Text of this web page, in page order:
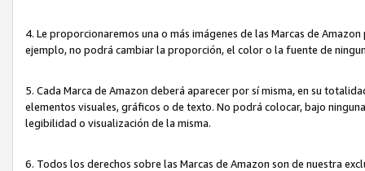
4. Le proporcionaremos una o más imágenes de las Marcas de
ejemplo, no podrá cambiar la proporción, el color o la fuente de
5. Cada Marca de Amazon deberá aparecer por sí misma, en su
elementos visuales, gráficos o de texto. No podrá colocar, bajo
legibilidad o visualización de la misma.
6. Todos los derechos sobre las Marcas de Amazon son de nuestra